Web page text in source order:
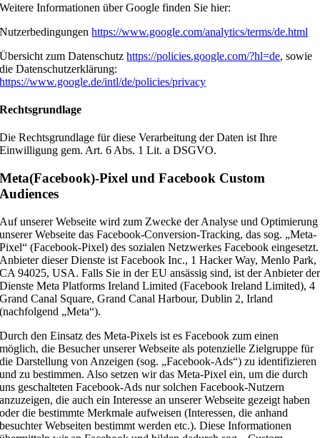
Weitere Informationen über Google finden Sie hier:
Nutzerbedingungenhttps://www.google.com/analytics/terms/de.html
Übersicht zum Datenschutzhttps://policies.google.com/?hl=de, sowie
die Datenschutzerklärung:
https://www.google.de/intl/de/policies/privacy
Rechtsgrundlage
Die Rechtsgrundlage für diese Verarbeitung der Daten ist Ihre
Einwilligung gem. Art. 6 Abs. 1 Lit. a DSGVO.
Meta(Facebook)-Pixel und Facebook Custom
Audiences
Auf unserer Webseite wird zum Zwecke der Analyse und Optimierung
unserer Webseite das Facebook-Conversion-Tracking, das sog. „Meta-
Pixel“ (Facebook-Pixel) des sozialen Netzwerkes Facebook eingesetzt.
Anbieter dieser Dienste ist Facebook Inc., 1 Hacker Way, Menlo Park,
CA 94025, USA. Falls Sie in der EU ansässig sind, ist der Anbieter der
Dienste Meta Platforms Ireland Limited (Facebook Ireland Limited), 4
Grand Canal Square, Grand Canal Harbour, Dublin 2, Irland
(nachfolgend „Meta“).
Durch den Einsatz des Meta-Pixels ist es Facebook zum einen
möglich, die Besucher unserer Webseite als potenzielle Zielgruppe für
die Darstellung von Anzeigen (sog. „Facebook-Ads“) zu identifizieren
und zu bestimmen. Also setzen wir das Meta-Pixel ein, um die durch
uns geschalteten Facebook-Ads nur solchen Facebook-Nutzern
anzuzeigen, die auch ein Interesse an unserer Webseite gezeigt haben
oder die bestimmte Merkmale aufweisen (Interessen, die anhand
besuchter Webseiten bestimmt werden etc.). Diese Informationen